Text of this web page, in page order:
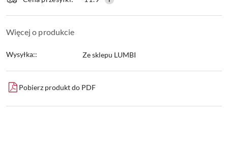
Więcej o produkcie
Wysyłka:: Ze sklepu LUMBI
Pobierz produkt do PDF